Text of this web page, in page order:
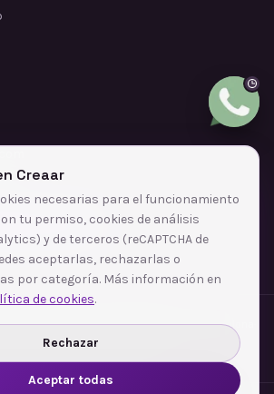
en Google
·L'Hospitalet de Llobregat·Terrassa·Badalona
Santa Coloma de Gramenet
Creaar
necesarias para el funcionamiento
tu permiso, cookies de análisis
y de terceros (reCAPTCHA de
aceptarlas, rechazarlas o
por categoría. Más información en
de cookies.
Rechazar
Aceptar todas